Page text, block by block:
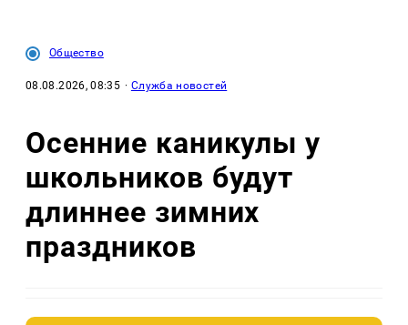
Общество
08.08.2026, 08:35 · Служба новостей
Осенние каникулы у
школьников будут
длиннее зимних
праздников